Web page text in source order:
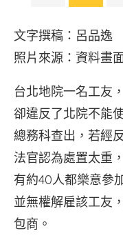
文字撰稿：呂品逸
照片來源：資料畫
台北地院一名工友
卻違反了北院不能
總務科查出，若經
法官認為處置太重
有約40人都樂意參
並無權解雇該工友
包商。